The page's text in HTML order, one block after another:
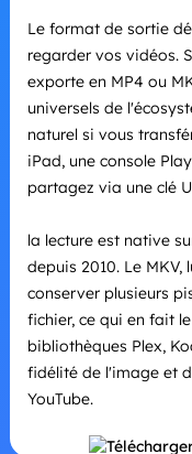
Le format de sortie
regarder vos vidéos.
exporte en MP4 ou
universels de
naturel si vous
iPad, une console
partagez via une clé
la lecture est native
depuis 2010. Le MKV,
conserver plusieurs
fichier, ce qui en fait
bibliothèques Plex,
fidélité de l'image et
YouTube.